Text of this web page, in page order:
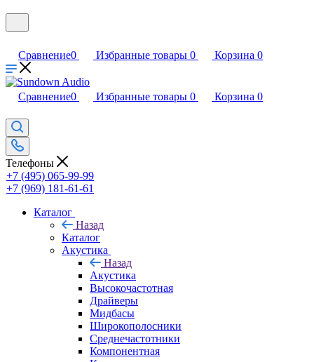
Сравнение0 Избранные товары 0 Корзина 0
Сравнение0 Избранные товары 0 Корзина 0
Телефоны
+7 (495) 065-99-99
+7 (969) 181-61-61
Каталог
Назад
Каталог
Акустика
Назад
Акустика
Высокочастотная
Драйверы
Мидбасы
Широкополосники
Среднечастотники
Компонентная